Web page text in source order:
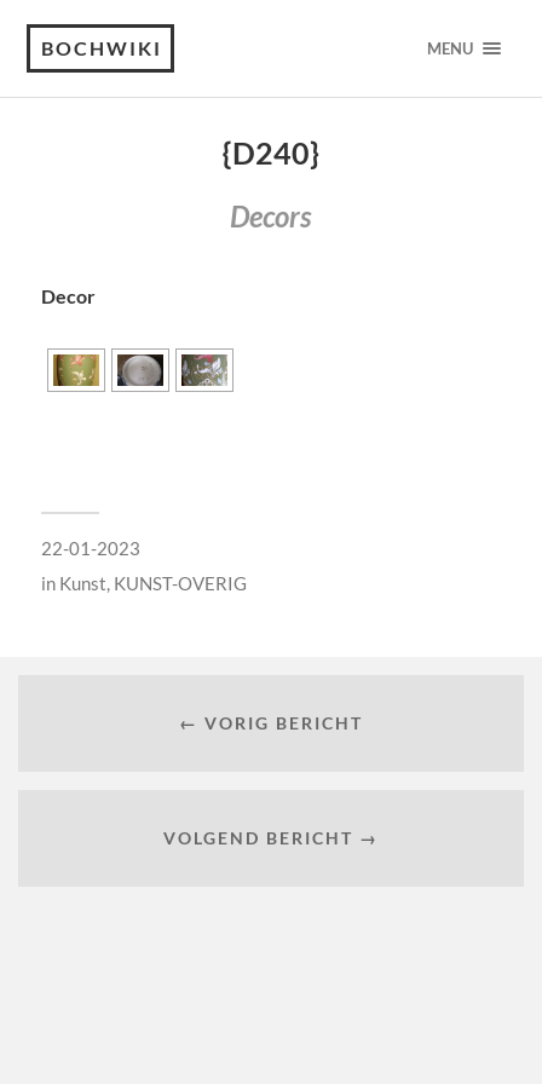
BOCHWIKI MENU
{D240}
Decors
Decor
22-01-2023
in Kunst, KUNST-OVERIG
← VORIG BERICHT
VOLGEND BERICHT →